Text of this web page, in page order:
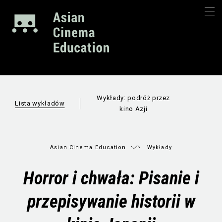
Lista wykładów
Wykłady: podróż przez
kino Azji
Asian Cinema Education Wykłady
Horror i chwała: Pisanie i
przepisywanie historii w